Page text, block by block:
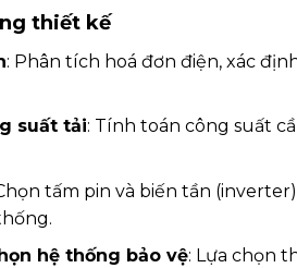
thiết kế
: Phân tích hoá đơn điện, xác
suất tải: Tính toán công suất
tấm pin và biến tần
hệ thống bảo vệ: Lựa chọn